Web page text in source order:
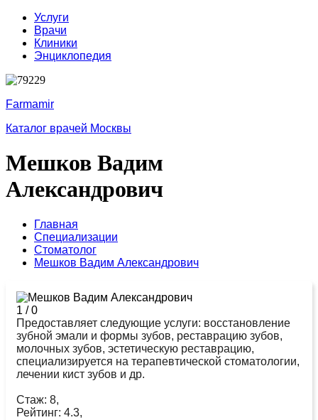
Услуги
Врачи
Клиники
Энциклопедия
Farmamir
Каталог врачей Москвы
Мешков Вадим
Александрович
Главная
Специализации
Стоматолог
Мешков Вадим Александрович
1 /0
Предоставляет следующие услуги: восстановление
зубной эмали и формы зубов, реставрацию зубов,
молочных зубов, эстетическую реставрацию,
специализируется на терапевтической стоматологии,
лечении кист зубов и др.
Стаж: 8,
Рейтинг: 4.3,